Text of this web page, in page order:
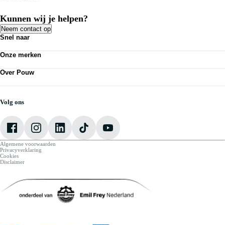
Kunnen wij je helpen?
Neem contact op
Snel naar
Bedrijfswagens
Nieuws
Vestigingen
Onze merken
Audi
Škoda
VW Bedrijfswagens
Over Pouw
Over Pouw
Vacatures
Volg ons
Algemene voorwaarden
Privacyverklaring
Cookies
Disclaimer